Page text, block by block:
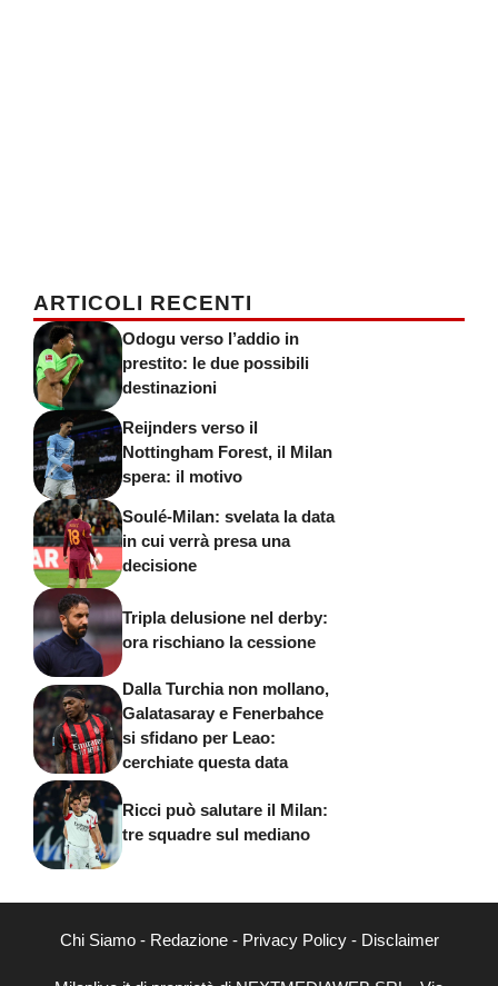
ARTICOLI RECENTI
Odogu verso l’addio in
prestito: le due possibili
destinazioni
Reijnders verso il
Nottingham Forest, il Milan
spera: il motivo
Soulé-Milan: svelata la data
in cui verrà presa una
decisione
Tripla delusione nel derby:
ora rischiano la cessione
Dalla Turchia non mollano,
Galatasaray e Fenerbahce
si sfidano per Leao:
cerchiate questa data
Ricci può salutare il Milan:
tre squadre sul mediano
Chi Siamo- Redazione- Privacy Policy- Disclaimer